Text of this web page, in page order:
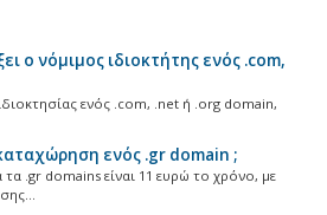
ο νόμιμος ιδιοκτήτης ενός .com,
ενός .com, .net ή .org domain,
ενός .gr domain ;
.gr domains είναι 11 ευρώ το χρόνο, με